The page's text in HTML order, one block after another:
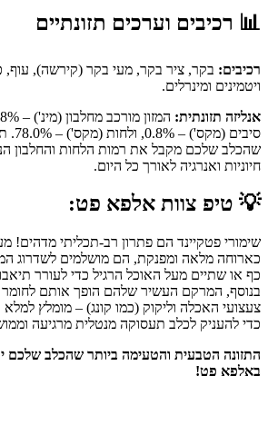
📊 רכיבים וערכים תזונתיים
רכיבים: בקר, ציר בקר, מעי בקר (קירשה), עוף,
ויטמינים ומינרלים.
אנליזה תזונתית:
שהכלב שלכם מקבל את רמות הלחות והחלבון
חיוניות ואנרגיה לאורך כל היום.
💡 טיפ צוות אלפא פט:
שימורי פטקיינד הם פתרון רב-תכליתי מדהים!
כארוחה מלאה ומפנקת, הם מושלמים לשדרוג
כף או שתיים מעל האוכל הרגיל כדי לעורר
בנוסף, המרקם העשיר שלהם הופך אותם לחומר
צעצועי האכלה וליקוק (כמו קונג) – מומלץ
כדי להעניק לכלב תעסוקה מנטלית מרגיעה
התזונה הטבעית והטעימה ביותר שהכלב שלכם
באלפא פט!